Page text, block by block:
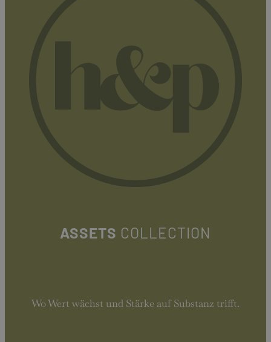
ASSETS COLLECTION
Wo Wert wächst und Stärke auf Substanz trifft.